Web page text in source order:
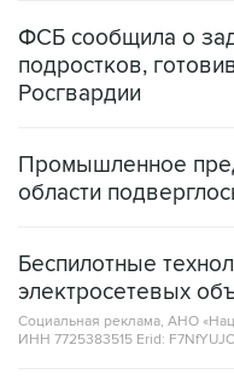
ФСБ сообщила о
подростков,
Росгвардии
Промышленное
области
Беспилотные
электросетевых
Социальная реклама, АНО
ИНН 7725383515 Erid: